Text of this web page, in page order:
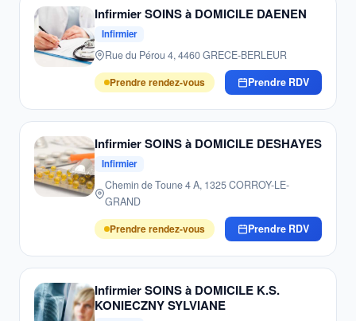
Infirmier SOINS à DOMICILE DAENEN
Infirmier
Rue du Pérou 4, 4460 GRECE-BERLEUR
Prendre rendez-vous
Prendre RDV
Infirmier SOINS à DOMICILE DESHAYES
Infirmier
Chemin de Toune 4 A, 1325 CORROY-LE-
GRAND
Prendre rendez-vous
Prendre RDV
Infirmier SOINS à DOMICILE K.S.
KONIECZNY SYLVIANE